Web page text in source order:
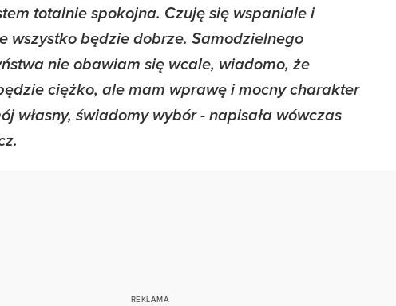
totalnie spokojna. Czuję się wspaniale i
wszystko będzie dobrze. Samodzielnego
nie obawiam się wcale, wiadomo, że
ciężko, ale mam wprawę i mocny charakter
własny, świadomy wybór - napisała wówczas